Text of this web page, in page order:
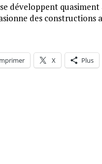
développent
des constructions
X Plus